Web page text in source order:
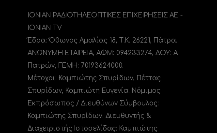
ΙΟΝΙΑΝ ΡΑΔΙΟΤΗΛΕΟΠΤΙΚΕΣ ΕΠΙΧΕΙΡΗΣΕΙΣ ΑΕ -
IONIAN TV
Έδρα: Όθωνος Αμαλίας 18, Τ.Κ. 26221, Πάτρα.
ΑΝΩΝΥΜΗ ΕΤΑΙΡΕΙΑ, ΑΦΜ: 094233274, ΔΟΥ: A
Πατρών, ΓΕΜΗ: 70193624000.
Μέτοχοι: Καμπιώτης Σπυρίδων, Πέττας
Σπυρίδων, Καμπιώτη Ευγενία. Νόμιμος
Εκπρόσωπος / Διευθύνων Σύμβουλος:
Καμπιώτης Σπυρίδων. Διευθυντής &
Διαχειριστής Ιστοσελίδας: Καμπιώτης